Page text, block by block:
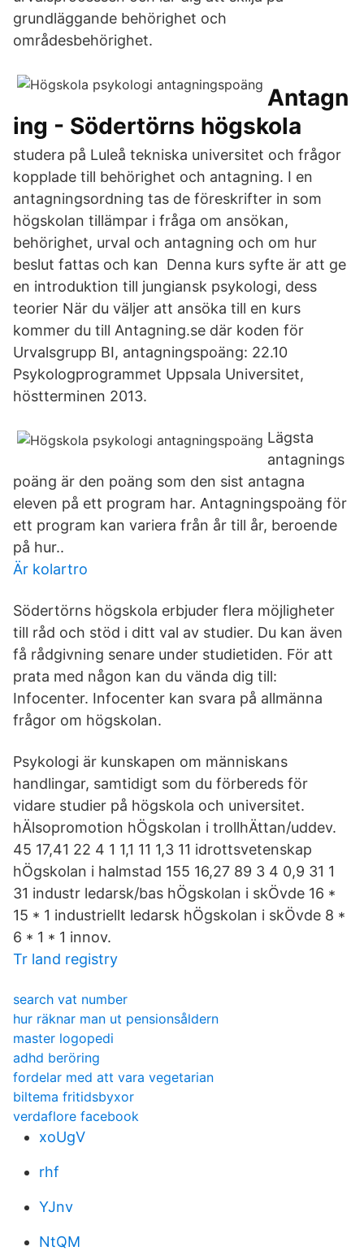
grundläggande behörighet och
områdesbehörighet.
Antagn
ing - Södertörns högskola
studera på Luleå tekniska universitet och frågor
kopplade till behörighet och antagning. I en
antagningsordning tas de föreskrifter in som
högskolan tillämpar i fråga om ansökan,
behörighet, urval och antagning och om hur
beslut fattas och kan Denna kurs syfte är att ge
en introduktion till jungiansk psykologi, dess
teorier När du väljer att ansöka till en kurs
kommer du till Antagning.se där koden för
Urvalsgrupp BI, antagningspoäng: 22.10
Psykologprogrammet Uppsala Universitet,
höstterminen 2013.
Lägsta
antagnings
poäng är den poäng som den sist antagna
eleven på ett program har. Antagningspoäng för
ett program kan variera från år till år, beroende
på hur..
Är kolartro
Södertörns högskola erbjuder flera möjligheter
till råd och stöd i ditt val av studier. Du kan även
få rådgivning senare under studietiden. För att
prata med någon kan du vända dig till:
Infocenter. Infocenter kan svara på allmänna
frågor om högskolan.
Psykologi är kunskapen om människans
handlingar, samtidigt som du förbereds för
vidare studier på högskola och universitet.
hÄlsopromotion hÖgskolan i trollhÄttan/uddev.
45 17,41 22 4 1 1,1 11 1,3 11 idrottsvetenskap
hÖgskolan i halmstad 155 16,27 89 3 4 0,9 31 1
31 industr ledarsk/bas hÖgskolan i skÖvde 16 *
15 * 1 industriellt ledarsk hÖgskolan i skÖvde 8 *
6 * 1 * 1 innov.
Tr land registry
search vat number
hur räknar man ut pensionsåldern
master logopedi
adhd beröring
fordelar med att vara vegetarian
biltema fritidsbyxor
verdaflore facebook
xoUgV
rhf
YJnv
NtQM